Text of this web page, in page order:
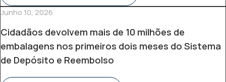
Junho 10, 2026
Cidadãos devolvem mais de 10 milhões de
embalagens nos primeiros dois meses do Sistema
de Depósito e Reembolso